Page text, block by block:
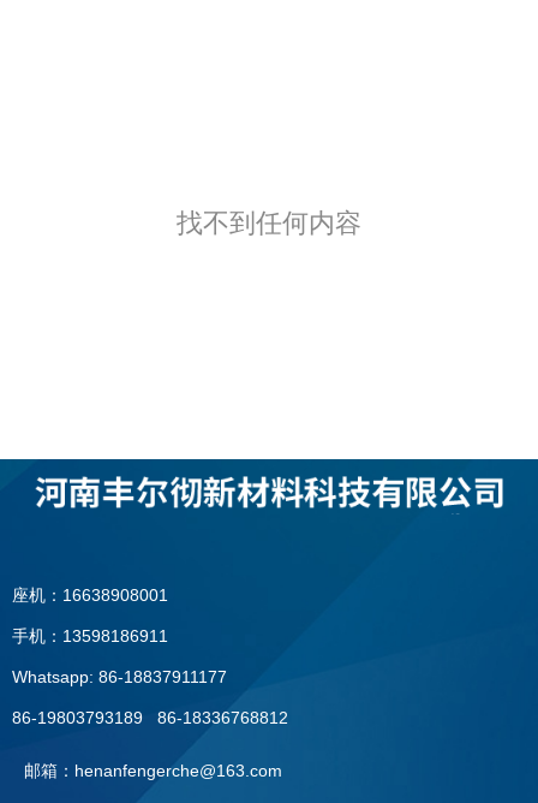
找不到任何内容
座机：16638908001
手机：13598186911
Whatsapp: 86-18837911177
86-19803793189 86-18336768812
邮箱：henanfengerche@163.com